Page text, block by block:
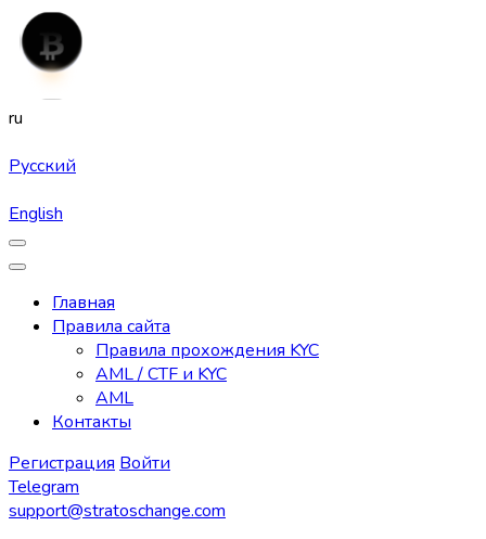
ru
Русский
English
Главная
Правила сайта
Правила прохождения KYC
AML / CTF и KYC
AML
Контакты
Регистрация Войти
Telegram
support@stratoschange.com